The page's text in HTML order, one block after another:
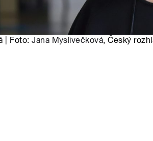
| Foto:Jana Myslivečková, Český